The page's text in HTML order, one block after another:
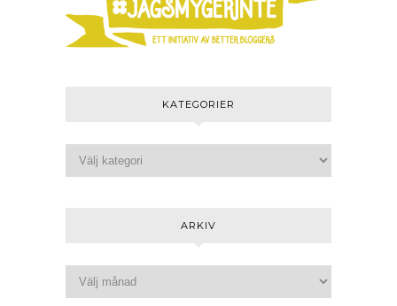
KATEGORIER
ARKIV